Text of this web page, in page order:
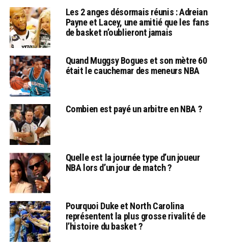
Les 2 anges désormais réunis : Adreian
Payne et Lacey, une amitié que les fans
de basket n’oublieront jamais
Quand Muggsy Bogues et son mètre 60
était le cauchemar des meneurs NBA
Combien est payé un arbitre en NBA ?
Quelle est la journée type d’un joueur
NBA lors d’un jour de match ?
Pourquoi Duke et North Carolina
représentent la plus grosse rivalité de
l’histoire du basket ?